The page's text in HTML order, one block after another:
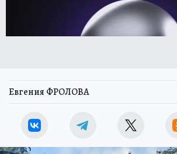
Евгения ФРОЛОВА